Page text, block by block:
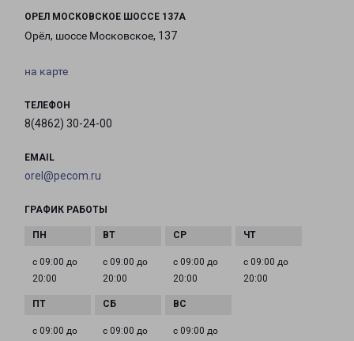
ОРЕЛ МОСКОВСКОЕ ШОССЕ 137А
Орёл, шоссе Московское, 137
на карте
ТЕЛЕФОН
8(4862) 30-24-00
EMAIL
orel@pecom.ru
ГРАФИК РАБОТЫ
с 09:00 до
20:00
с 09:00 до
20:00
с 09:00 до
20:00
с 09:00 до
20:00
с 09:00 до
с 09:00 до
с 09:00 до